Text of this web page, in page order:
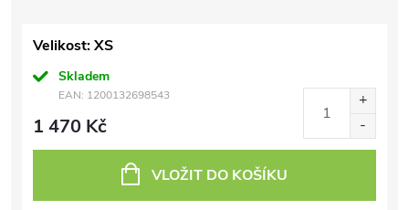
Velikost: XS
Skladem
EAN: 1200132698543
1 470 Kč
VLOŽIT DO KOŠÍKU